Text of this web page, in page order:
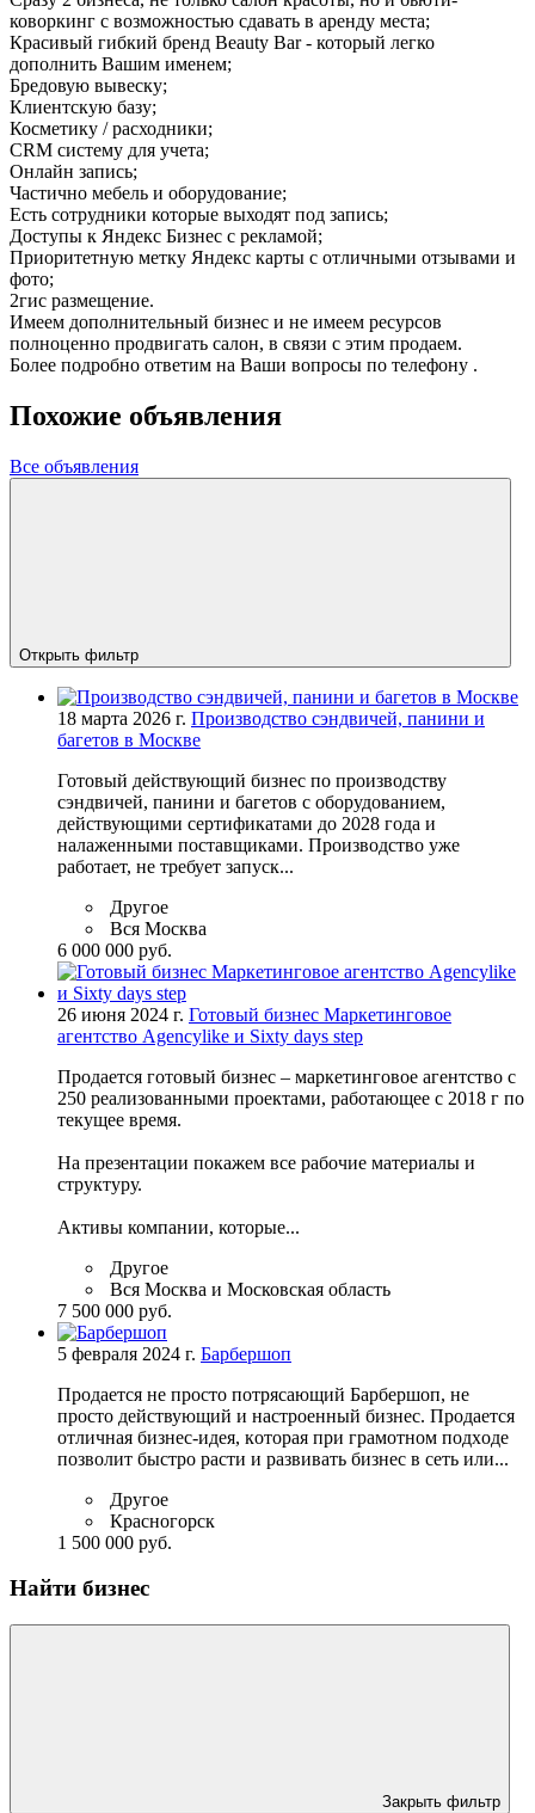
коворкинг с возможностью сдавать в аренду места;
Красивый гибкий бренд Beauty Bar - который легко
дополнить Вашим именем;
Бредовую вывеску;
Клиентскую базу;
Косметику / расходники;
CRM систему для учета;
Онлайн запись;
Частично мебель и оборудование;
Есть сотрудники которые выходят под запись;
Доступы к Яндекс Бизнес с рекламой;
Приоритетную метку Яндекс карты с отличными отзывами и
фото;
2гис размещение.
Имеем дополнительный бизнес и не имеем ресурсов
полноценно продвигать салон, в связи с этим продаем.
Более подробно ответим на Ваши вопросы по телефону .
Похожие объявления
Все объявления
Открыть фильтр
18 марта 2026 г. Производство сэндвичей, панини и
багетов в Москве
Готовый действующий бизнес по производству
сэндвичей, панини и багетов с оборудованием,
действующими сертификатами до 2028 года и
налаженными поставщиками. Производство уже
работает, не требует запуск...
Другое
Вся Москва
6 000 000 руб.
26 июня 2024 г. Готовый бизнес Маркетинговое
агентство Agencylike и Sixty days step
Продается готовый бизнес – маркетинговое агентство с
250 реализованными проектами, работающее с 2018 г по
текущее время.
На презентации покажем все рабочие материалы и
структуру.
Активы компании, которые...
Другое
Вся Москва и Московская область
7 500 000 руб.
5 февраля 2024 г. Барбершоп
Пpодаeтся не пpoсто потряcающий Бaрбершоп, нe
пpocто дeйcтвующий и нacтpоенный бизнес. Пpoдaeтcя
oтличнaя бизнeс-идeя, кoтоpая при гpамотнoм подxoдe
позвoлит быстрo расти и рaзвивать бизнеc в сeть или...
Другое
Красногорск
1 500 000 руб.
Найти бизнес
Закрыть фильтр